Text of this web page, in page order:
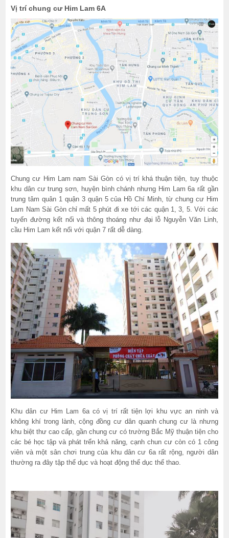
Vị trí chung cư Him Lam 6A
Chung cư Him Lam nam Sài Gòn có vị trí khá thuận tiện, tuy thuộc
khu dân cư trung sơn, huyện bình chánh nhưng Him Lam 6a rất gần
trung tâm quân 1 quận 3 quận 5 của Hồ Chí Minh, từ chung cư Him
Lam Nam Sài Gòn chỉ mất 5 phút đi xe tới các quận 1, 3, 5. Với các
tuyến đường kết nối và thông thoáng như đại lỗ Nguyễn Văn Linh,
cầu Him Lam kết nối với quận 7 rất dễ dàng.
Khu dân cư Him Lam 6a có vị trí rất tiện lợi khu vực an ninh và
không khí trong lành, cộng đồng cư dân quanh chung cư là nhưng
khu biệt thư cao cấp, gần chung cư có trường Bắc Mỹ thuận tiện cho
các bé học tập và phát trển khả năng, cạnh chun cư còn có 1 công
viên và một sân chơi trung của khu dân cư 6a rất rộng, người dân
thường ra đây tập thể dục và hoạt động thể dục thể thao.